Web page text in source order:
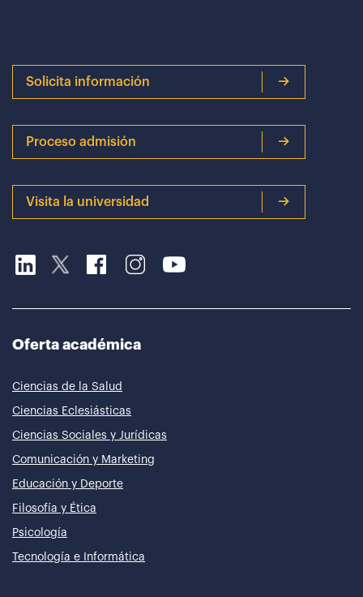
Solicita información
Proceso admisión
Visita la universidad
Oferta académica
Ciencias de la Salud
Ciencias Eclesiásticas
Ciencias Sociales y Jurídicas
Comunicación y Marketing
Educación y Deporte
Filosofía y Ética
Psicología
Tecnología e Informática